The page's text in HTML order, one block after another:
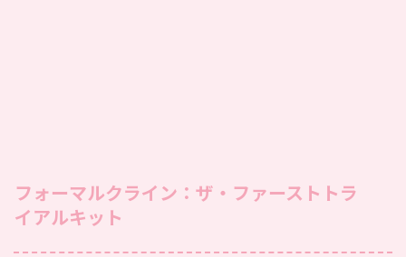
フォーマルクライン：ザ・ファーストトラ
イアルキット